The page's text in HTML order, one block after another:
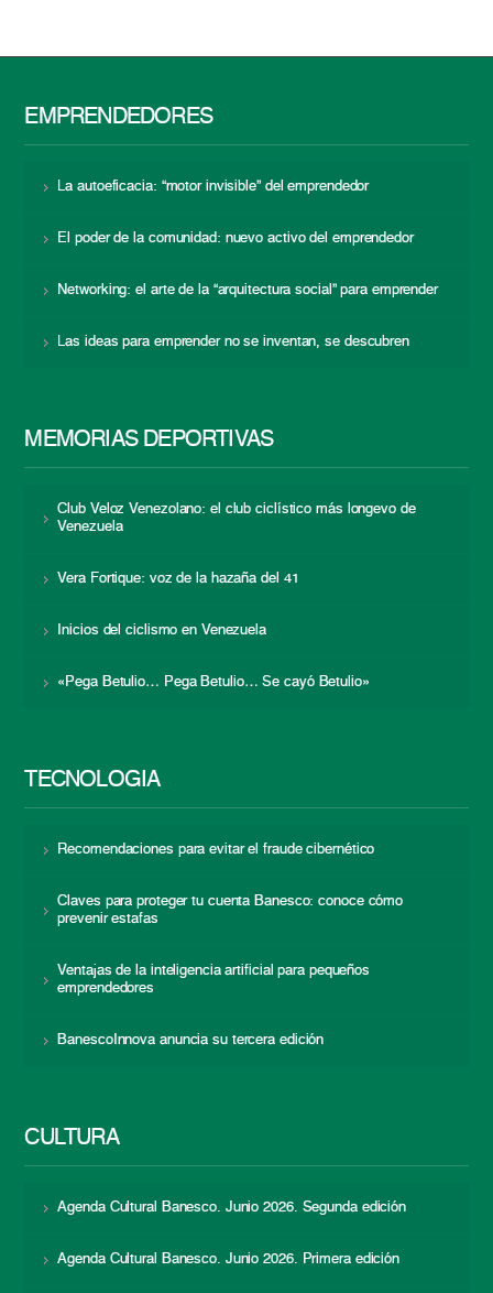
EMPRENDEDORES
La autoeficacia: “motor invisible” del emprendedor
El poder de la comunidad: nuevo activo del emprendedor
Networking: el arte de la “arquitectura social” para emprender
Las ideas para emprender no se inventan, se descubren
MEMORIAS DEPORTIVAS
Club Veloz Venezolano: el club ciclístico más longevo de
Venezuela
Vera Fortique: voz de la hazaña del 41
Inicios del ciclismo en Venezuela
«Pega Betulio… Pega Betulio… Se cayó Betulio»
TECNOLOGÍA
Recomendaciones para evitar el fraude cibernético
Claves para proteger tu cuenta Banesco: conoce cómo
prevenir estafas
Ventajas de la inteligencia artificial para pequeños
emprendedores
BanescoInnova anuncia su tercera edición
CULTURA
Agenda Cultural Banesco. Junio 2026. Segunda edición
Agenda Cultural Banesco. Junio 2026. Primera edición